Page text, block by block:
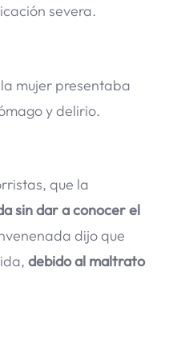
severa.
mujer presentaba
y delirio.
que la
sin dar a conocer el
dijo que
debido al maltrato